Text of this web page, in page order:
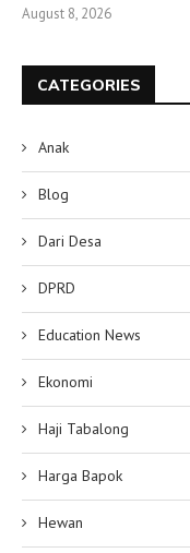
August 8, 2026
CATEGORIES
Anak
Blog
Dari Desa
DPRD
Education News
Ekonomi
Haji Tabalong
Harga Bapok
Hewan